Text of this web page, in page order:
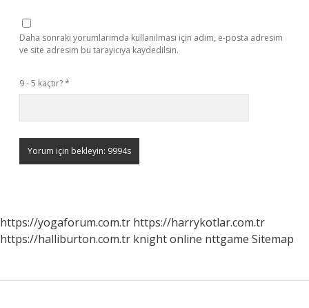
Daha sonraki yorumlarımda kullanılması için adım, e-posta adresim
ve site adresim bu tarayıcıya kaydedilsin.
9 - 5 kaçtır?*
https://yogaforum.com.tr https://harrykotlar.com.tr
https://halliburton.com.tr knight online nttgame Sitemap